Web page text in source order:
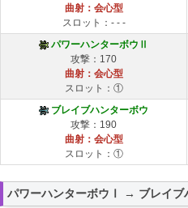
曲射：会心型
スロット：- - -
パワーハンターボウⅡ
攻撃：170
曲射：会心型
スロット：①
ブレイブハンターボウ
攻撃：190
曲射：会心型
スロット：①
パワーハンターボウⅠ → ブレイブ